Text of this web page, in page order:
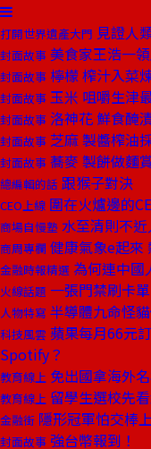
打開世界遺產大門 見證人
封面故事 美食家王浩一
封面故事 檸檬 榨汁入菜
封面故事 玉米 咀嚼生津
封面故事 洛神花 鮮食醃
封面故事 芝麻 製醬榨油
封面故事 蕎麥 製餅做麵
總編輯的話 跟猴子對決
CEO上線 圍在火爐邊的
商場自慢塾 水至清則不
商周專欄 健康氣象е起來
金融時報精選 為何連中國
火線話題 一張門禁刷卡
人物特寫 半導體九命怪
科技風雲 蘋果每月66元
Spotify？
教育線上 免出國拿海外
教育線上 留學生選校先
金融街 隱形冠軍怕交棒
封面故事 強台幣報到！